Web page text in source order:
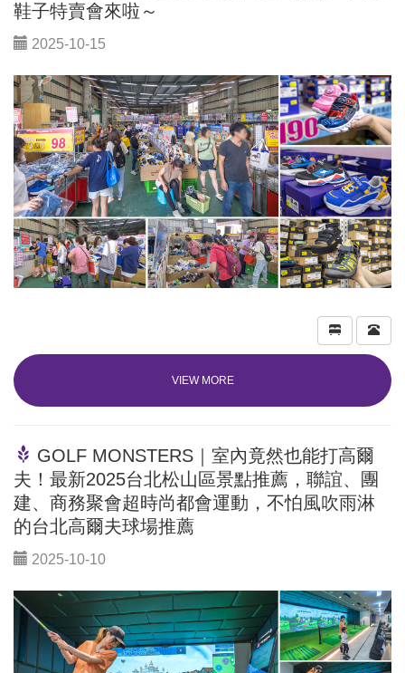
鞋子特賣會來啦～
2025-10-15
VIEW MORE
GOLF MONSTERS｜室內竟然也能打高爾
夫！最新2025台北松山區景點推薦，聯誼、團
建、商務聚會超時尚都會運動，不怕風吹雨淋
的台北高爾夫球場推薦
2025-10-10